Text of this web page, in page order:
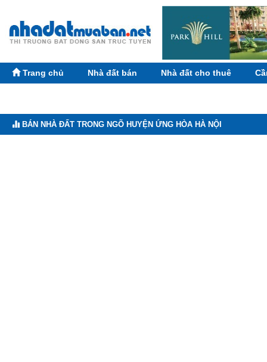
Trang chủ Nhà đất bán Nhà đất cho thuê
BÁN NHÀ ĐẤT TRONG NGÕ HUYỆN ỨNG HÒA HÀ NỘI